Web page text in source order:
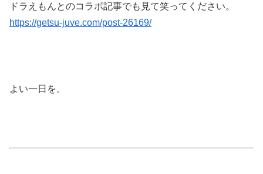
ドラえもんとのコラボ記事でも見て笑ってください。
https://getsu-juve.com/post-26169/
よい一日を。